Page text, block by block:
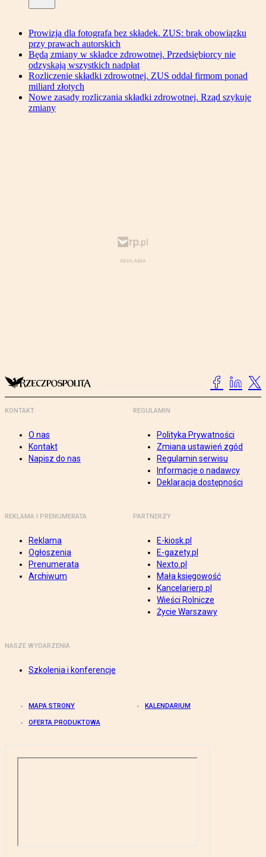
Prowizja dla fotografa bez składek. ZUS: brak obowiązku
przy prawach autorskich
Będą zmiany w składce zdrowotnej. Przedsiębiorcy nie
odzyskają wszystkich nadpłat
Rozliczenie składki zdrowotnej. ZUS oddał firmom ponad
miliard złotych
Nowe zasady rozliczania składki zdrowotnej. Rząd szykuje
zmiany
KONTAKT
O nas
Kontakt
Napisz do nas
REGULAMIN
Polityka Prywatności
Zmiana ustawień zgód
Regulamin serwisu
Informacje o nadawcy
Deklaracja dostępności
REKLAMA I PRENUMERATA
Reklama
Ogłoszenia
Prenumerata
Archiwum
PARTNERZY
E-kiosk.pl
E-gazety.pl
Nexto.pl
Mała księgowość
Kancelarierp.pl
Wieści Rolnicze
Życie Warszawy
NASZE WYDARZENIA
Szkolenia i konferencje
MAPA STRONY KALENDARIUM
OFERTA PRODUKTOWA